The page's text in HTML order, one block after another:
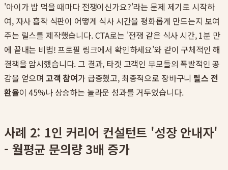
'아이가 밥 먹을 때마다 전쟁이신가요?'라는 문제 제기로 시작하
여, 자사 흡착 식판이 어떻게 식사 시간을 평화롭게 만드는지 보여
주는 릴스를 제작했습니다. CTA로는 '전쟁 같은 식사 시간, 1분 만
에 끝내는 비법! 프로필 링크에서 확인하세요'와 같이 구체적인 해
결책을 암시했습니다. 그 결과, 타겟 고객인 부모들의 폭발적인 공
감을 얻으며 고객 참여가 급증했고, 최종적으로 장바구니 릴스 전
환율이 45%나 상승하는 놀라운 성과를 거두었습니다.
사례 2: 1인 커리어 컨설턴트 '성장 안내자'
- 월평균 문의량 3배 증가